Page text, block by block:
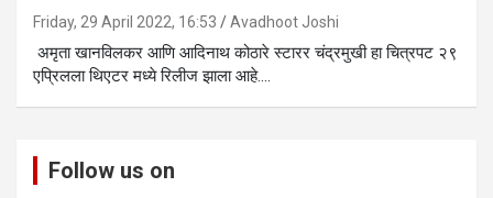
Friday, 29 April 2022, 16:53 Avadhoot Joshi
अमृता खानविलकर आणि आदिनाथ कोठारे स्टारर चंद्रमुखी हा चित्रपट २९
एप्रिलला थिएटर मध्ये रिलीज झाला आहे.…
Follow us on